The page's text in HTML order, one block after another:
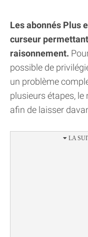
Les abonnés Plus
curseur
raisonnement.
possible de
un problème
plusieurs étapes,
afin de laisser